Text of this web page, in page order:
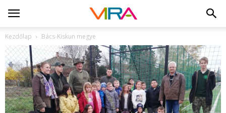
Kezdőlap Bács-Kiskun megye